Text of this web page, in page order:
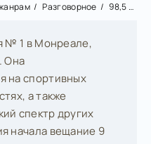
Разговорное 98,5 FM
№ 1 в Монреале,
Она
на спортивных
а также
спектр других
начала вещание 9